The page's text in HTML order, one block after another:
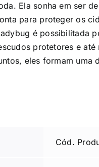
Ela sonha em ser
para proteger os
é possibilitada
protetores e
eles formam
Cód.